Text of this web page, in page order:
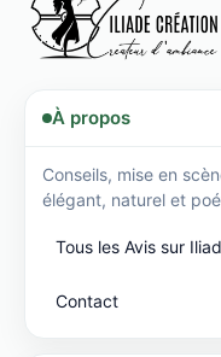
À propos
Conseils, mise en
élégant, naturel et
Tous les Avis sur
Contact